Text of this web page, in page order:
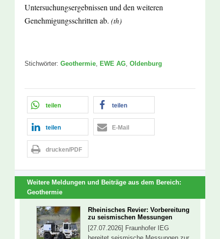
Untersuchungsergebnissen und den weiteren
Genehmigungsschritten ab. (th)
Stichwörter: Geothermie EWE AG Oldenburg
teilen teilen
teilen E-Mail
drucken/PDF
Weitere Meldungen und Beiträge aus dem Bereich:
Geothermie
Rheinisches Revier: Vorbereitung
zu seismischen Messungen
[27.07.2026] Fraunhofer IEG